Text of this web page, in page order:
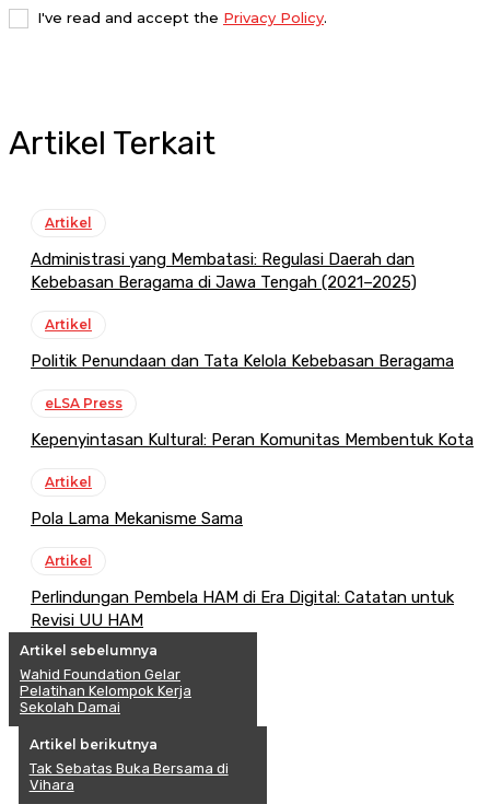
I've read and accept the Privacy Policy.
Artikel Terkait
Artikel
Administrasi yang Membatasi: Regulasi Daerah dan
Kebebasan Beragama di Jawa Tengah (2021–2025)
Artikel
Politik Penundaan dan Tata Kelola Kebebasan Beragama
eLSA Press
Kepenyintasan Kultural: Peran Komunitas Membentuk Kota
Artikel
Pola Lama Mekanisme Sama
Artikel
Perlindungan Pembela HAM di Era Digital: Catatan untuk
Revisi UU HAM
Artikel sebelumnya
Wahid Foundation Gelar
Pelatihan Kelompok Kerja
Sekolah Damai
Artikel berikutnya
Tak Sebatas Buka Bersama di
Vihara